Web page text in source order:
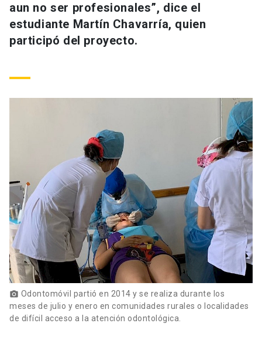
Estudiantes
Personal
ACCESOS DIRECTOS
Admisión launch
Correo UC launch
Biblioteca
Donaciones launch
aun no ser profesionales”, dice el
estudiante Martín Chavarría, quien
participó del proyecto.
photo_camera Odontomóvil partió en 2014 y se realiza durante los
meses de julio y enero en comunidades rurales o localidades
de difícil acceso a la atención odontológica.